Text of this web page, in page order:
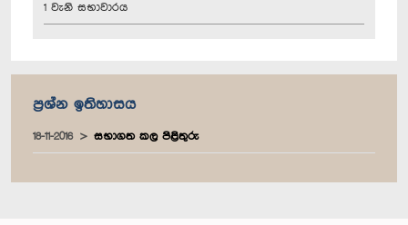
1 වැනි සභාවාරය
ප්‍රශ්න ඉතිහාසය
18-11-2016 සභාගත කල පිළිතුරු